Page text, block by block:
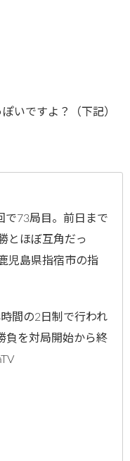
いですよ？（下記）
で73局目。前日まで
とほぼ互角だっ
児島県指宿市の指
間の2日制で行われ
負を対局開始から終